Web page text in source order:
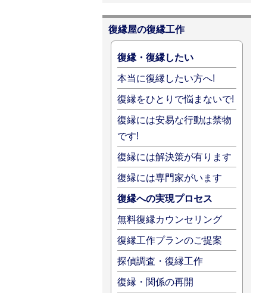
復縁屋の復縁工作
復縁・復縁したい
本当に復縁したい方へ!
復縁をひとりで悩まないで!
復縁には安易な行動は禁物
です!
復縁には解決策が有ります
復縁には専門家がいます
復縁への実現プロセス
無料復縁カウンセリング
復縁工作プランのご提案
探偵調査・復縁工作
復縁・関係の再開